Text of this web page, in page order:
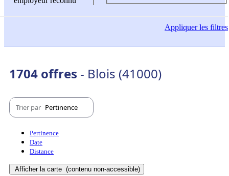
Appliquerles filtres
1704 offres - Blois (41000)
Trier par Pertinence
Pertinence
Date
Distance
Afficher la carte (contenu non-accessible)